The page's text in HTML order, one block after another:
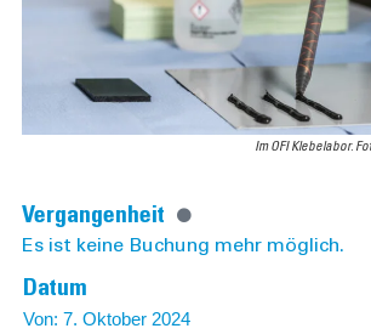
Im OFI Klebelabor.
Vergangenheit
Es ist keine Buchung mehr möglich.
Datum
Von: 7. Oktober 2024